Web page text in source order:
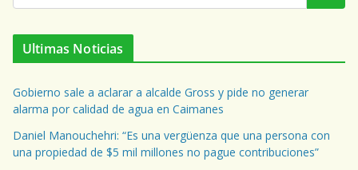
Ultimas Noticias
Gobierno sale a aclarar a alcalde Gross y pide no generar
alarma por calidad de agua en Caimanes
Daniel Manouchehri: “Es una vergüenza que una persona con
una propiedad de $5 mil millones no pague contribuciones”